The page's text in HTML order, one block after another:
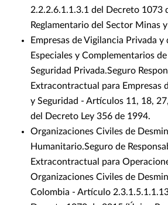
2.2.2.6.1.1.3.1 del Decreto 1073
Reglamentario del Sector Minas y
Empresas de Vigilancia Privada y
Especiales y Complementarios
Seguridad Privada.Seguro
Extracontractual para Empresas
y Seguridad - Artículos 11, 18,
del Decreto Ley 356 de 1994.
Organizaciones Civiles de
Humanitario.Seguro de
Extracontractual para
Organizaciones Civiles de
Colombia - Artículo